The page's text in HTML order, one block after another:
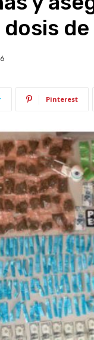
dosis
Pinterest